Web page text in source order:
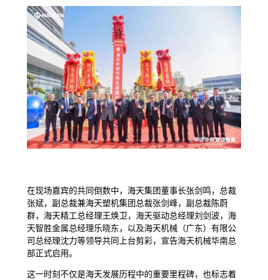
在现场嘉宾的共同倒数中，海天集团董事长张剑鸣，总裁
张斌，副总裁兼海天塑机集团总裁张剑峰，副总裁陈蔚
群，海天精工总经理王焕卫，海天驱动总经理刘剑波，海
天智胜金属总经理乐晓东，以及海天机械（广东）有限公
司总经理沈力等领导共同上台剪彩，宣告海天机械华南总
部正式启用。
这一时刻不仅是海天发展历程中的重要里程碑，也标志着